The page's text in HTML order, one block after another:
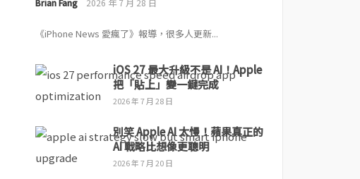
Brian Fang 2026 年 7 月 28 日
《iPhone News 愛瘋了》報導，很多人更新...
iOS 27 最大升級不是 AI！Apple
把「貼上」變一鍵完成
2026 年 7 月 28 日
別笑 Apple AI 太慢！蘋果真正的
AI 戰略比想像更聰明
2026 年 7 月 20 日